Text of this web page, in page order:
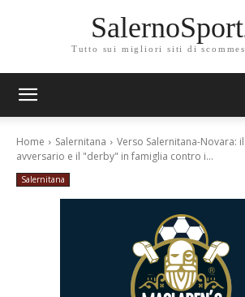
Tutto sui migliori siti di
Home Salernitana
Verso Salernitana-Novara:
avversario e il "derby" in famiglia contro i...
Salernitana